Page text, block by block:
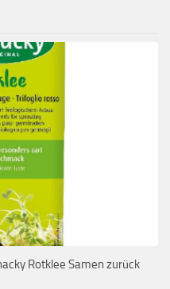
Rotklee Samen zurück